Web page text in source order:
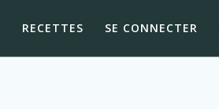
RECETTES SE CONNECTER